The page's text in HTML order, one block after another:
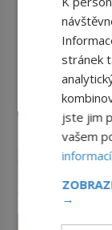
stránek
jste jim
vašem
informací
→